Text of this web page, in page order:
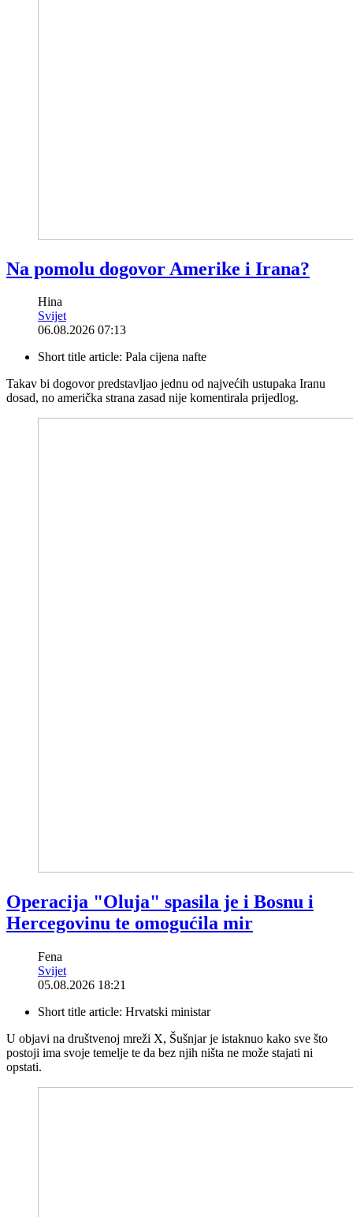
Na pomolu dogovor Amerike i Irana?
Hina
Svijet
06.08.2026 07:13
Short title article: Pala cijena nafte
Takav bi dogovor predstavljao jednu od najvećih ustupaka Iranu
dosad, no američka strana zasad nije komentirala prijedlog.
Operacija "Oluja" spasila je i Bosnu i
Hercegovinu te omogućila mir
Fena
Svijet
05.08.2026 18:21
Short title article: Hrvatski ministar
U objavi na društvenoj mreži X, Šušnjar je istaknuo kako sve što
postoji ima svoje temelje te da bez njih ništa ne može stajati ni
opstati.